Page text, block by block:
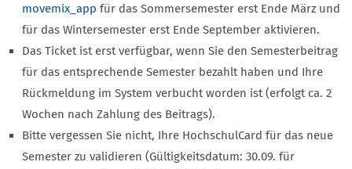
movemix_app für das Sommersemester erst Ende März und
für das Wintersemester erst Ende September aktivieren.
Das Ticket ist erst verfügbar, wenn Sie den Semesterbeitrag
für das entsprechende Semester bezahlt haben und Ihre
Rückmeldung im System verbucht worden ist (erfolgt ca. 2
Wochen nach Zahlung des Beitrags).
Bitte vergessen Sie nicht, Ihre HochschulCard für das neue
Semester zu validieren (Gültigkeitsdatum: 30.09. für